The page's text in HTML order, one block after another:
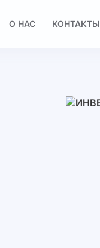
О НАС
КОНТАКТЫ